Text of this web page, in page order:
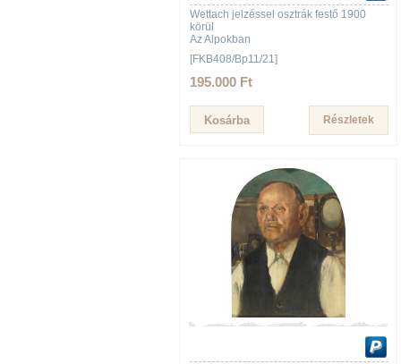
Wettach jelzéssel osztrák festő 1900
körül
Az Alpokban
[FKB408/Bp11/21]
195.000 Ft
Részletek